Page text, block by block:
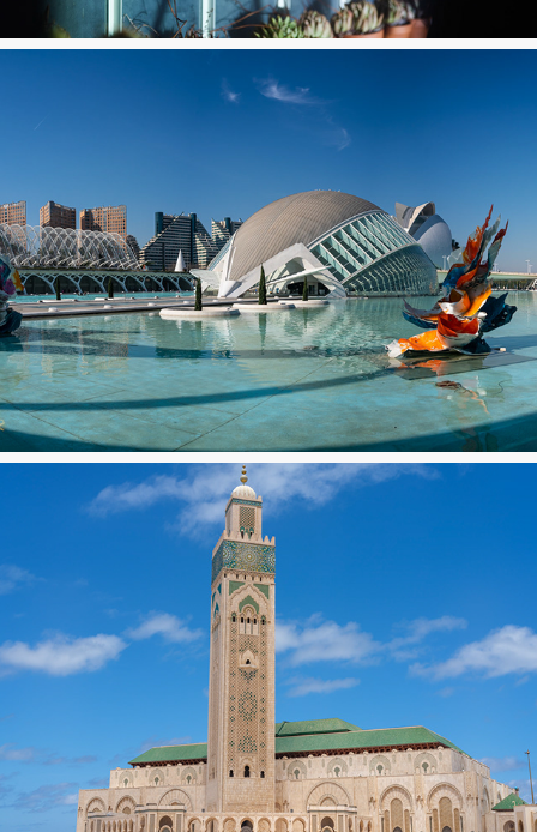
Valencia
Casablanca